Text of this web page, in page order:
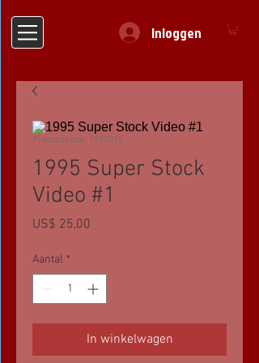
Inloggen
Productcode: 1995015
1995 Super Stock
Video #1
US$ 25,00
Aantal *
In winkelwagen